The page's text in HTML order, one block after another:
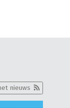
nieuws